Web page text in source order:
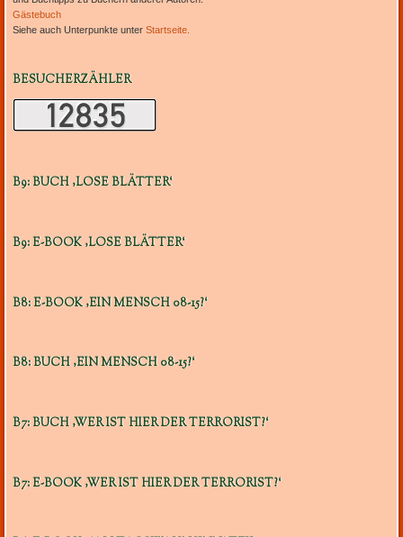
Gästebuch
Siehe auch Unterpunkte unter Startseite.
BESUCHERZÄHLER
B9: BUCH ‚LOSE BLÄTTER‘
B9: E-BOOK ‚LOSE BLÄTTER‘
B8: E-BOOK ‚EIN MENSCH 08-15?‘
B8: BUCH ‚EIN MENSCH 08-15?‘
B7: BUCH ‚WER IST HIER DER TERRORIST?‘
B7: E-BOOK ‚WER IST HIER DER TERRORIST?‘